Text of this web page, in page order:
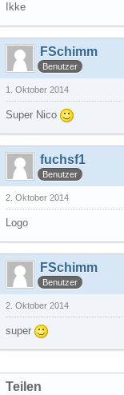
Ikke
FSchimm
Benutzer
1. Oktober 2014
Super Nico
fuchsf1
Benutzer
2. Oktober 2014
Logo
FSchimm
Benutzer
2. Oktober 2014
super
Teilen